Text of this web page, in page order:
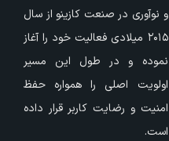
و نوآوری در صنعت کازینو از سال
۲۰۱۵ میلادی فعالیت خود را آغاز
نموده و در طول این مسیر
اولویت اصلی را همواره حفظ
امنیت و رضایت کاربر قرار داده
است.